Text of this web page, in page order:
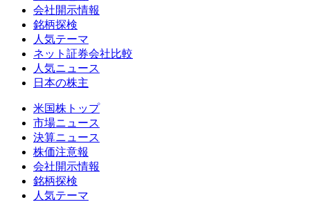
会社開示情報
銘柄探検
人気テーマ
ネット証券会社比較
人気ニュース
日本の株主
米国株トップ
市場ニュース
決算ニュース
株価注意報
会社開示情報
銘柄探検
人気テーマ